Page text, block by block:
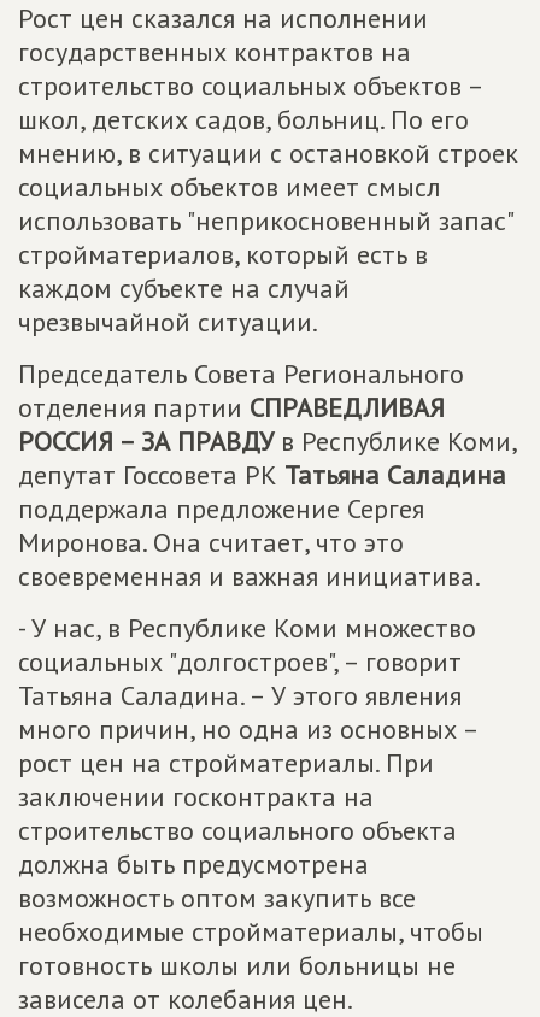
Рост цен сказался на исполнении
государственных контрактов на
строительство социальных объектов –
школ, детских садов, больниц. По его
мнению, в ситуации с остановкой строек
социальных объектов имеет смысл
использовать "неприкосновенный запас"
стройматериалов, который есть в
каждом субъекте на случай
чрезвычайной ситуации.
Председатель Совета Регионального
отделения партии СПРАВЕДЛИВАЯ
РОССИЯ – ЗА ПРАВДУв Республике Коми,
депутат Госсовета РК Татьяна Саладина
поддержала предложение Сергея
Миронова. Она считает, что это
своевременная и важная инициатива.
- У нас, в Республике Коми множество
социальных "долгостроев", – говорит
Татьяна Саладина. – У этого явления
много причин, но одна из основных –
рост цен на стройматериалы. При
заключении госконтракта на
строительство социального объекта
должна быть предусмотрена
возможность оптом закупить все
необходимые стройматериалы, чтобы
готовность школы или больницы не
зависела от колебания цен.